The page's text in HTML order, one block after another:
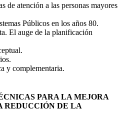
de atención a las personas mayores
Públicos en los años 80.
El auge de la planificación
y complementaria.
PARA LA MEJORA
REDUCCIÓN DE LA